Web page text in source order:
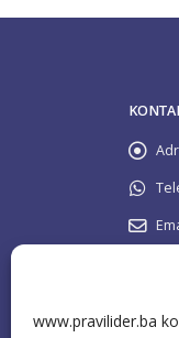
www.pravilider.ba